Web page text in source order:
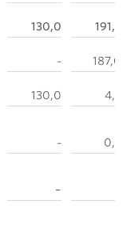
130,0
191,7
–
187,0
130,0
4,7
–
0,5
–